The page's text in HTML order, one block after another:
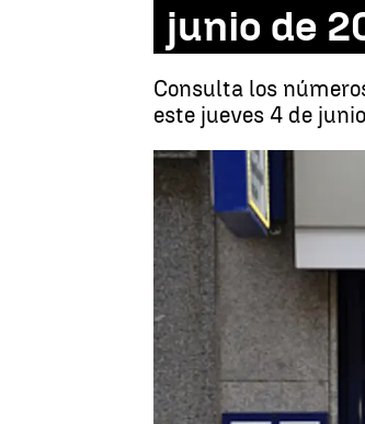
junio de
Consulta los
este jueves 4 de